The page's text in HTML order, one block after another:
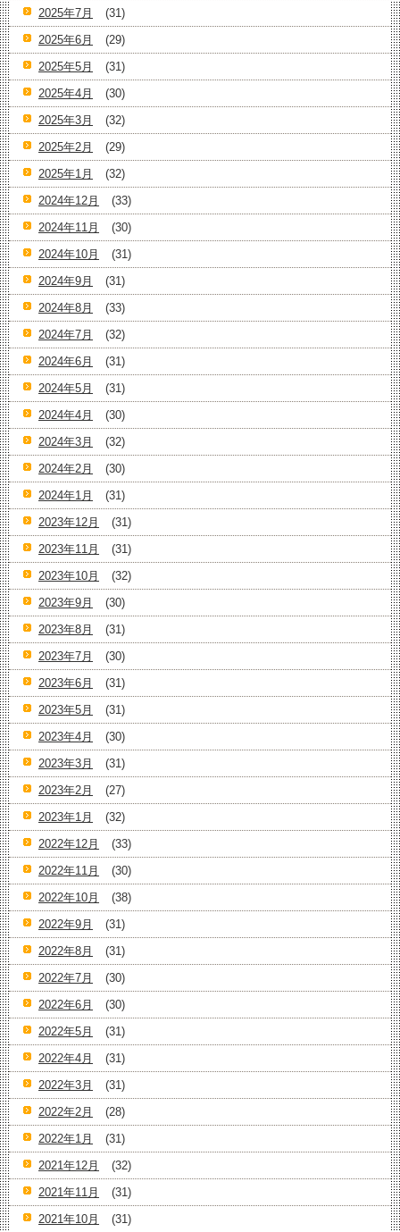
2025年7月
(31)
2025年6月
(29)
2025年5月
(31)
2025年4月
(30)
2025年3月
(32)
2025年2月
(29)
2025年1月
(32)
2024年12月
(33)
2024年11月
(30)
2024年10月
(31)
2024年9月
(31)
2024年8月
(33)
2024年7月
(32)
2024年6月
(31)
2024年5月
(31)
2024年4月
(30)
2024年3月
(32)
2024年2月
(30)
2024年1月
(31)
2023年12月
(31)
2023年11月
(31)
2023年10月
(32)
2023年9月
(30)
2023年8月
(31)
2023年7月
(30)
2023年6月
(31)
2023年5月
(31)
2023年4月
(30)
2023年3月
(31)
2023年2月
(27)
2023年1月
(32)
2022年12月
(33)
2022年11月
(30)
2022年10月
(38)
2022年9月
(31)
2022年8月
(31)
2022年7月
(30)
2022年6月
(30)
2022年5月
(31)
2022年4月
(31)
2022年3月
(31)
2022年2月
(28)
2022年1月
(31)
2021年12月
(32)
2021年11月
(31)
2021年10月
(31)